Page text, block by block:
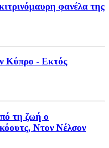
φανέλα της
Κύπρο - Εκτός
τη ζωή ο
Ντον Νέλσον